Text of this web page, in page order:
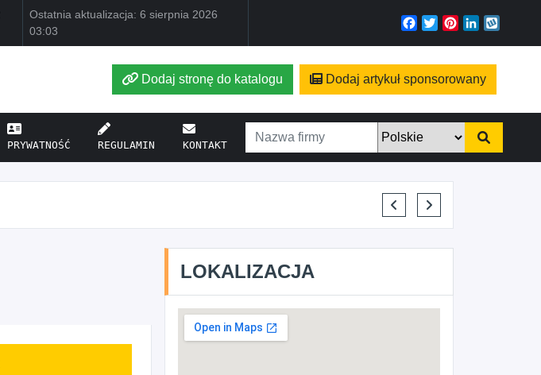
Ostatnia aktualizacja: 6 sierpnia 2026
03:03
Facebook
TwitterPinterest
LinkedIn
Dodaj stronę do katalogu Dodaj artykuł sponsorowany
PRYWATNOŚĆ REGULAMIN KONTAKT
ELENA MAKARCHIK
LOKALIZACJA